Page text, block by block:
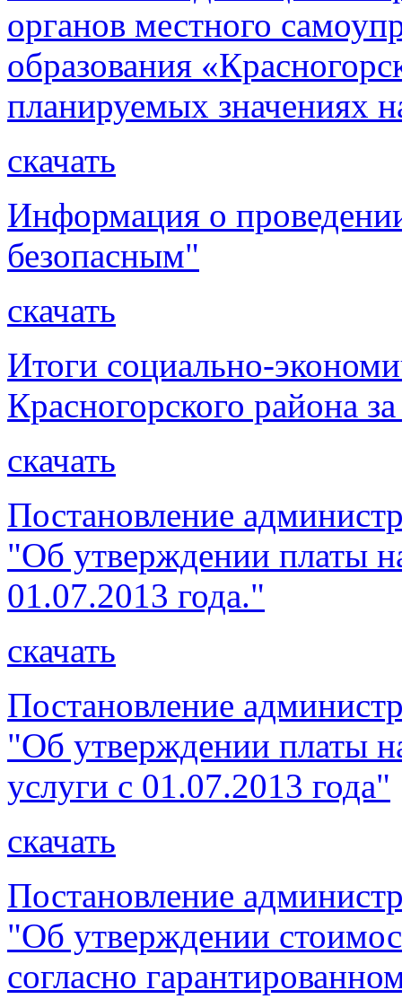
органов местного
образования
планируемых значениях
скачать
Информация о
безопасным"
скачать
Итоги социально-
Красногорского района
скачать
Постановление
"Об утверждении платы
01.07.2013 года."
скачать
Постановление
"Об утверждении платы
услуги с 01.07.2013 года"
скачать
Постановление
"Об утверждении
согласно